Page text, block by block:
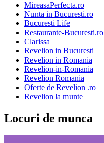
MireasaPerfecta.ro
Nunta in Bucuresti.ro
Bucuresti Life
Restaurante-Bucuresti.ro
Clarissa
Revelion in Bucuresti
Revelion in Romania
Revelion-in-Romania
Revelion Romania
Oferte de Revelion .ro
Revelion la munte
Locuri de munca